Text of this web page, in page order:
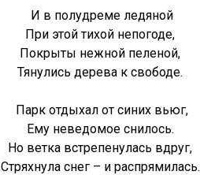
И в полудреме ледяной
При этой тихой непогоде,
Покрыты нежной пеленой,
Тянулись дерева к свободе.
Парк отдыхал от синих вьюг,
Ему неведомое снилось.
Но ветка встрепенулась вдруг,
Стряхнула снег – и распрямилась.